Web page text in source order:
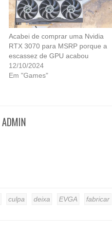
Acabei de comprar uma Nvidia
RTX 3070 para MSRP porque a
escassez de GPU acabou
12/10/2024
Em "Games"
ADMIN
culpa deixa EVGA fabricar